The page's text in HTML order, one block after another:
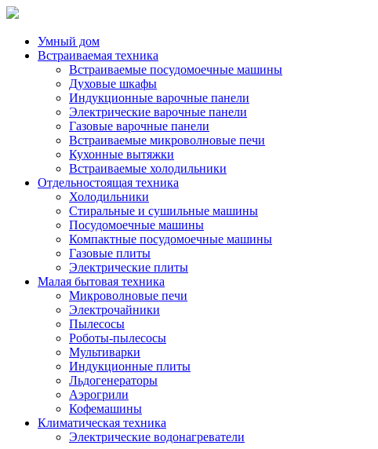
Умный дом
Встраиваемая техника
Встраиваемые посудомоечные машины
Духовые шкафы
Индукционные варочные панели
Электрические варочные панели
Газовые варочные панели
Встраиваемые микроволновые печи
Кухонные вытяжки
Встраиваемые холодильники
Отдельностоящая техника
Холодильники
Стиральные и сушильные машины
Посудомоечные машины
Компактные посудомоечные машины
Газовые плиты
Электрические плиты
Малая бытовая техника
Микроволновые печи
Электрочайники
Пылесосы
Роботы-пылесосы
Мультиварки
Индукционные плиты
Льдогенераторы
Аэрогрили
Кофемашины
Климатическая техника
Электрические водонагреватели